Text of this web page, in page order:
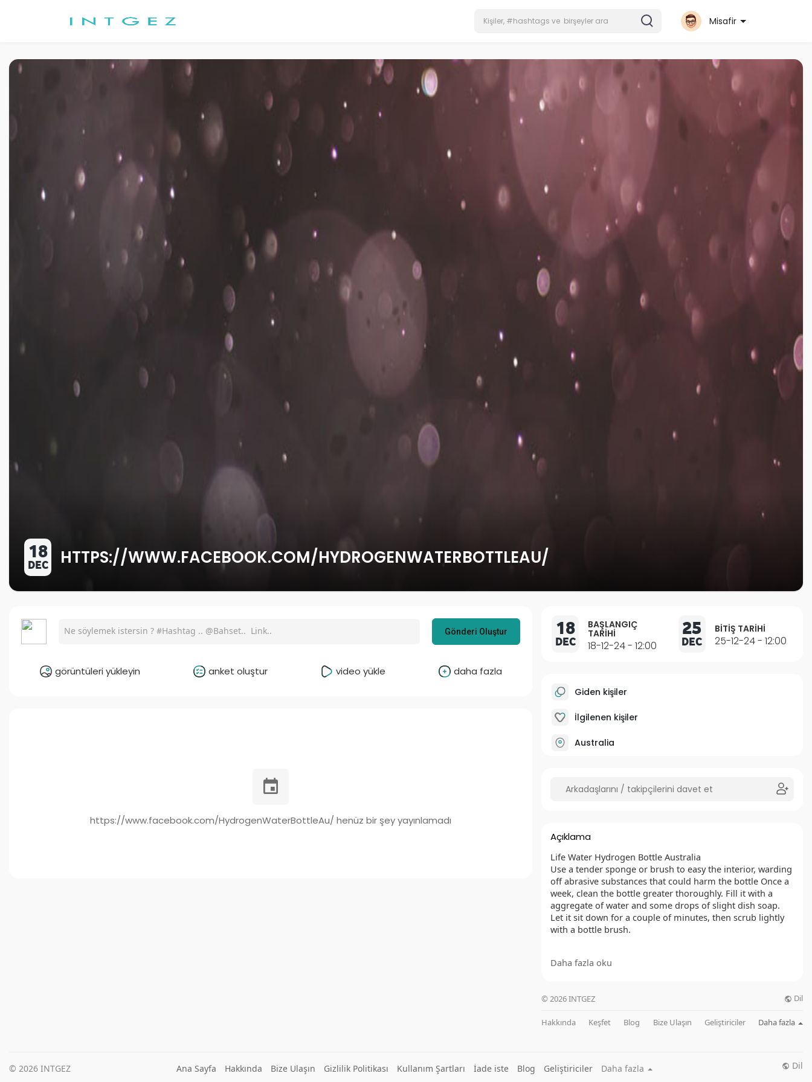
Misafir
18
DEC HTTPS://WWW.FACEBOOK.COM/HYDROGENWATERBOTTLEAU/
Gönderi Oluştur
görüntüleri yükleyin anket oluştur video yükle daha fazla
https://www.facebook.com/HydrogenWaterBottleAu/ henüz bir şey yayınlamadı
18
DEC
BAŞLANGIÇ
TARIHI
18-12-24 - 12:00
25
DEC
BITIŞ TARIHI
25-12-24 - 12:00
Giden kişiler
İlgilenen kişiler
Australia
Açıklama
Life Water Hydrogen Bottle Australia
Use a tender sponge or brush to easy the interior, warding
off abrasive substances that could harm the bottle Once a
week, clean the bottle greater thoroughly. Fill it with a
aggregate of water and some drops of slight dish soap.
Let it sit down for a couple of minutes, then scrub lightly
with a bottle brush.
https://besthealthtopic.com/lifewater-hydrogen-bottle/
https://www.facebook.com/HydrogenWaterBottleAu/
ble/
https://www.facebook.com/LifeWaterHydrogenBottleCanad
a/
Daha fazla oku
© 2026 INTGEZ Dil
Hakkında Keşfet Blog Bize Ulaşın Geliştiriciler Daha fazla
© 2026 INTGEZ Ana Sayfa Hakkında Bize Ulaşın Gizlilik Politikası Kullanım Şartları İade iste Blog Geliştiriciler Daha fazla Dil